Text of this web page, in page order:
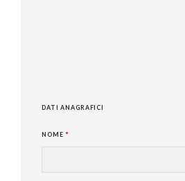
DATI ANAGRAFICI
NOME *